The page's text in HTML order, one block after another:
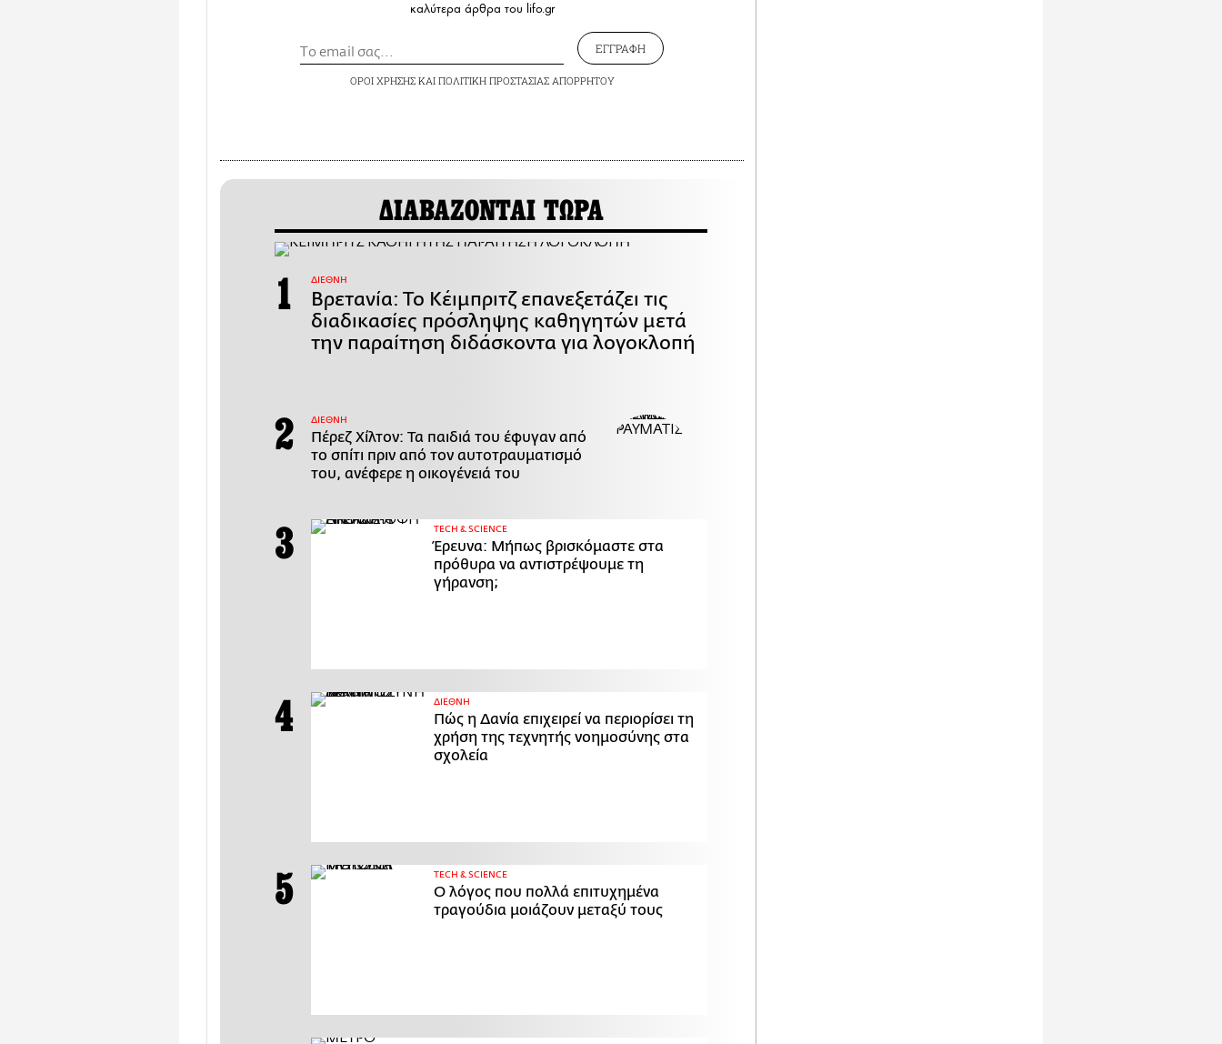
καλύτερα άρθρα του lifo.gr
ΕΓΓΡΑΦΗ
ΟΡΟΙ ΧΡΗΣΗΣΚΑΙ ΠΟΛΙΤΙΚΗ ΠΡΟΣΤΑΣΙΑΣ ΑΠΟΡΡΗΤΟΥ
ΔΙΑΒΑΖΟΝΤΑΙ ΤΩΡΑ
ΔΙΕΘΝΗ
Βρετανία: Το Κέιμπριτζ επανεξετάζει τις
διαδικασίες πρόσληψης καθηγητών μετά
την παραίτηση διδάσκοντα για λογοκλοπή
ΔΙΕΘΝΗ
Πέρεζ Χίλτον: Τα παιδιά του έφυγαν από
το σπίτι πριν από τον αυτοτραυματισμό
του, ανέφερε η οικογένειά του
ΤECH & SCIENCE
Έρευνα: Μήπως βρισκόμαστε στα
πρόθυρα να αντιστρέψουμε τη
γήρανση;
ΔΙΕΘΝΗ
Πώς η Δανία επιχειρεί να περιορίσει τη
χρήση της τεχνητής νοημοσύνης στα
σχολεία
ΤECH & SCIENCE
Ο λόγος που πολλά επιτυχημένα
τραγούδια μοιάζουν μεταξύ τους